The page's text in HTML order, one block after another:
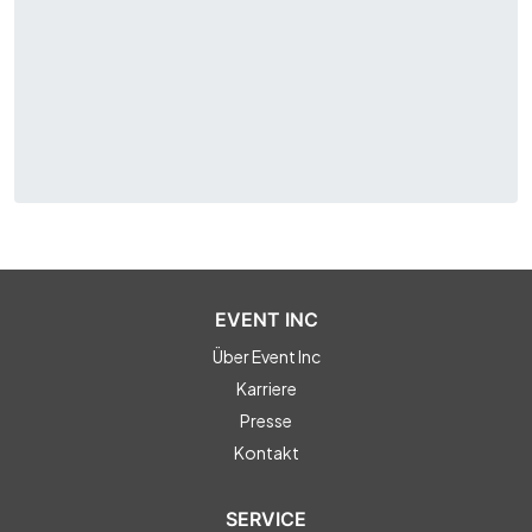
EVENT INC
Über Event Inc
Karriere
Presse
Kontakt
SERVICE